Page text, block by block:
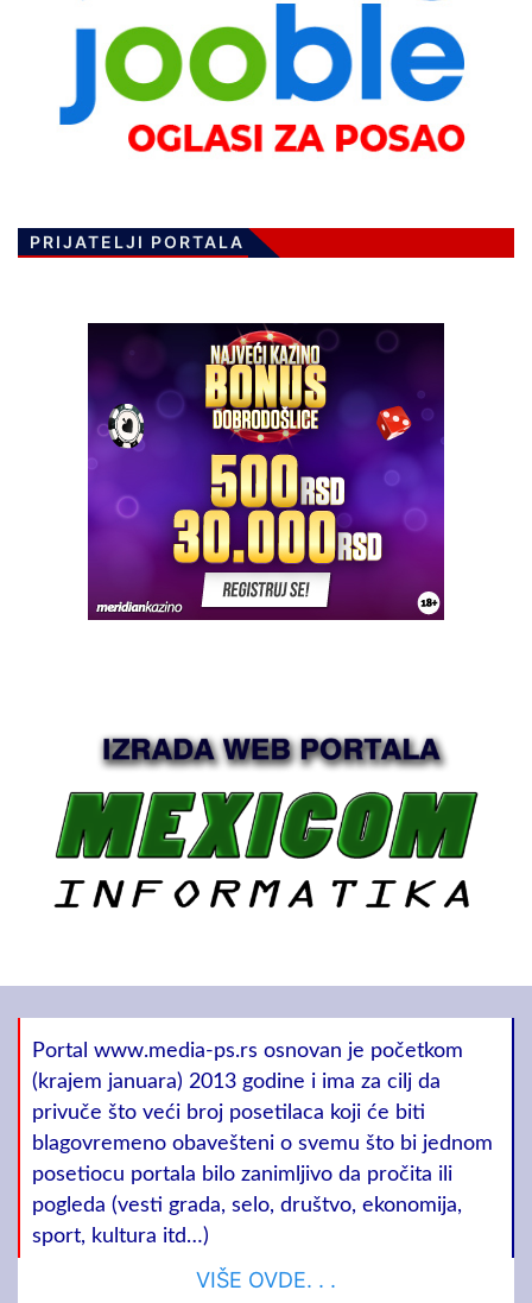
PRIJATELJI PORTALA
Portal www.media-ps.rs osnovan je početkom
(krajem januara) 2013 godine i ima za cilj da
privuče što veći broj posetilaca koji će biti
blagovremeno obavešteni o svemu što bi jednom
posetiocu portala bilo zanimljivo da pročita ili
pogleda (vesti grada, selo, društvo, ekonomija,
sport, kultura itd…)
VIŠE OVDE. . .